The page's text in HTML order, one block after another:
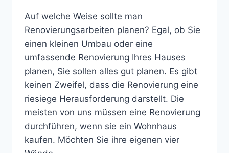
Auf welche Weise sollte man
Renovierungsarbeiten planen? Egal, ob Sie
einen kleinen Umbau oder eine
umfassende Renovierung Ihres Hauses
planen, Sie sollen alles gut planen. Es gibt
keinen Zweifel, dass die Renovierung eine
riesiege Herausforderung darstellt. Die
meisten von uns müssen eine Renovierung
durchführen, wenn sie ein Wohnhaus
kaufen. Möchten Sie ihre eigenen vier